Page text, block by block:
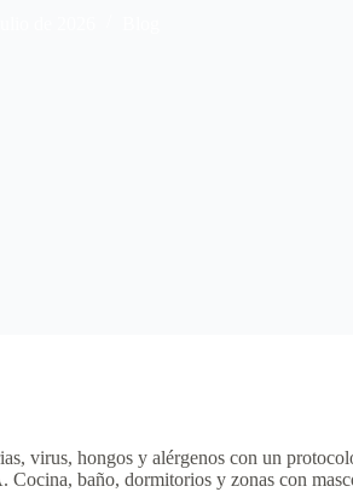
virus, hongos y alérgenos con un
baño, dormitorios y zonas con